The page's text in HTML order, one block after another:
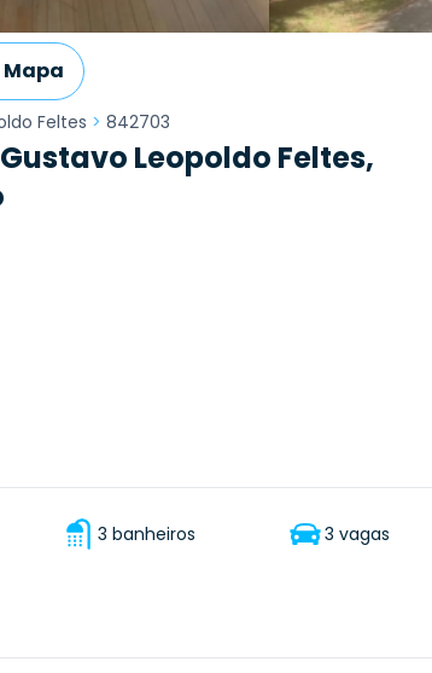
Mapa
Feltes > 842703
Leopoldo Feltes,
3 banheiros 3 vagas